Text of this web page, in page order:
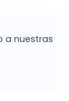
a nuestras